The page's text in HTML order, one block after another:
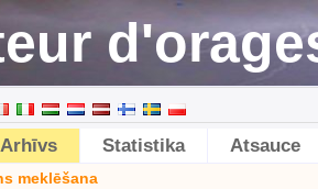
Arhīvs Statistika Atsauce
meklēšana